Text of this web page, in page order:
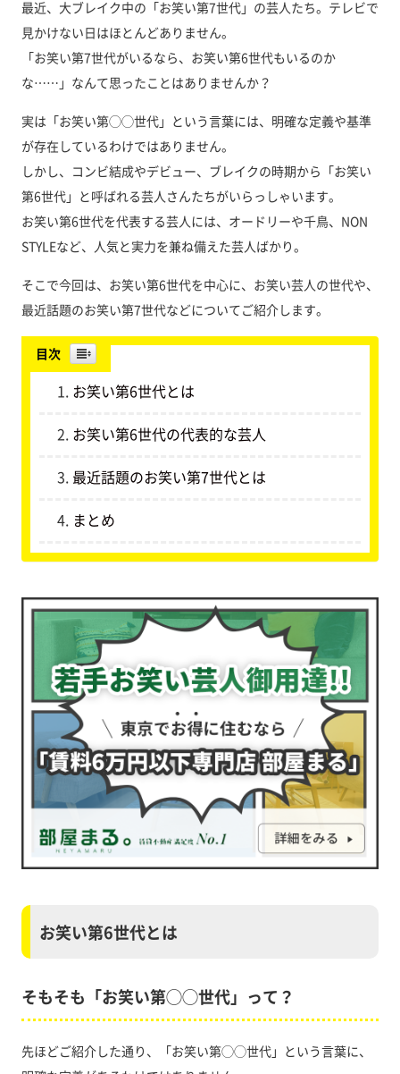
最近、大ブレイク中の「お笑い第7世代」の芸人たち。テレビで
見かけない日はほとんどありません。
「お笑い第7世代がいるなら、お笑い第6世代もいるのか
な……」なんて思ったことはありませんか？
実は「お笑い第◯◯世代」という言葉には、明確な定義や基準
が存在しているわけではありません。
しかし、コンビ結成やデビュー、ブレイクの時期から「お笑い
第6世代」と呼ばれる芸人さんたちがいらっしゃいます。
お笑い第6世代を代表する芸人には、オードリーや千鳥、NON
STYLEなど、人気と実力を兼ね備えた芸人ばかり。
そこで今回は、お笑い第6世代を中心に、お笑い芸人の世代や、
最近話題のお笑い第7世代などについてご紹介します。
目次
お笑い第6世代とは
お笑い第6世代の代表的な芸人
最近話題のお笑い第7世代とは
まとめ
お笑い第6世代とは
そもそも「お笑い第◯◯世代」って？
先ほどご紹介した通り、「お笑い第◯◯世代」という言葉に、